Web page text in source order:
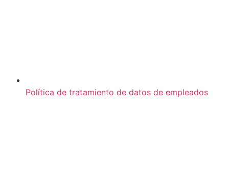
Política de tratamiento de datos de empleados